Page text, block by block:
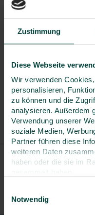
Zustimmung
Diese Webseite
Wir verwenden
personalisieren,
zu können und die
analysieren. Außerdem
Verwendung unserer
soziale Medien,
Partner führen diese
weiteren Daten
haben oder die sie im
Notwendig
optional buchbar
Printunterlagen49 €
Neukundenrabatt
von 10% bei der ersten
Treuerabatt
von 15% ab der dritten
Anzahl an